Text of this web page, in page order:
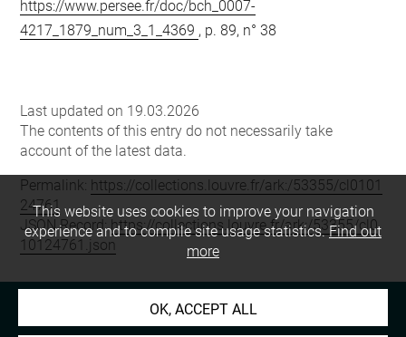
https://www.persee.fr/doc/bch_0007-
4217_1879_num_3_1_4369 , p. 89, n° 38
Last updated on 19.03.2026
The contents of this entry do not necessarily take
account of the latest data.
Permalink: https://collections.louvre.fr/ark:/53355/cl0101
24761
JSON Record:https://collections.louvre.fr/ark:/53355/cl0
10124761.json
This website uses cookies to improve your navigation
experience and to compile site usage statistics.Find out
more
OK, ACCEPT ALL